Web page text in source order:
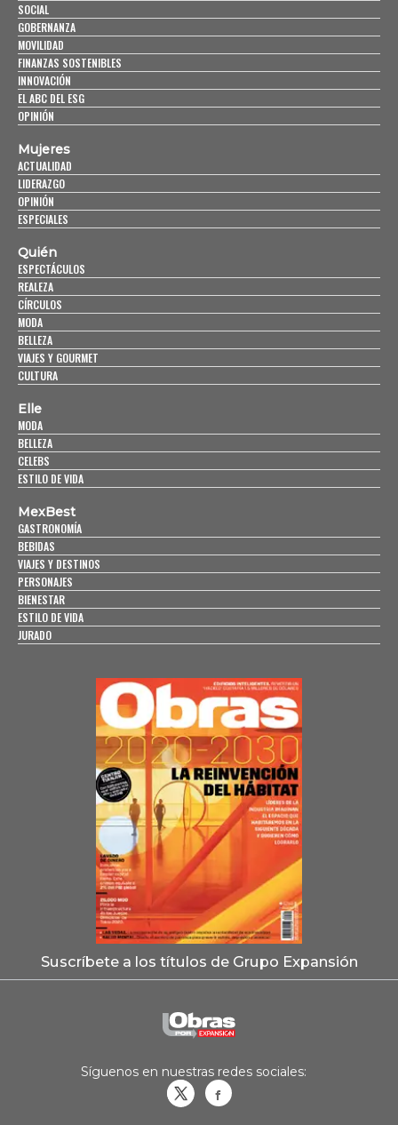
SOCIAL
GOBERNANZA
MOVILIDAD
FINANZAS SOSTENIBLES
INNOVACIÓN
EL ABC DEL ESG
OPINIÓN
Mujeres
ACTUALIDAD
LIDERAZGO
OPINIÓN
ESPECIALES
Quién
ESPECTÁCULOS
REALEZA
CÍRCULOS
MODA
BELLEZA
VIAJES Y GOURMET
CULTURA
Elle
MODA
BELLEZA
CELEBS
ESTILO DE VIDA
MexBest
GASTRONOMÍA
BEBIDAS
VIAJES Y DESTINOS
PERSONAJES
BIENESTAR
ESTILO DE VIDA
JURADO
Suscríbete a los títulos de Grupo Expansión
Síguenos en nuestras redes sociales: